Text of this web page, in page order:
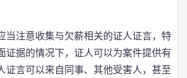
当注意收集与欠薪相关的证人证言，特
证据的情况下，证人可以为案件提供有
证言可以来自同事、其他受害人，甚至